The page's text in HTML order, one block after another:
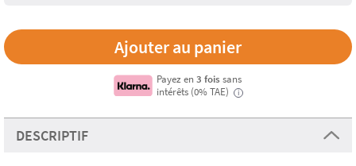
Payez en 3 fois sans
intérêts (0% TAE)
i
DESCRIPTIF